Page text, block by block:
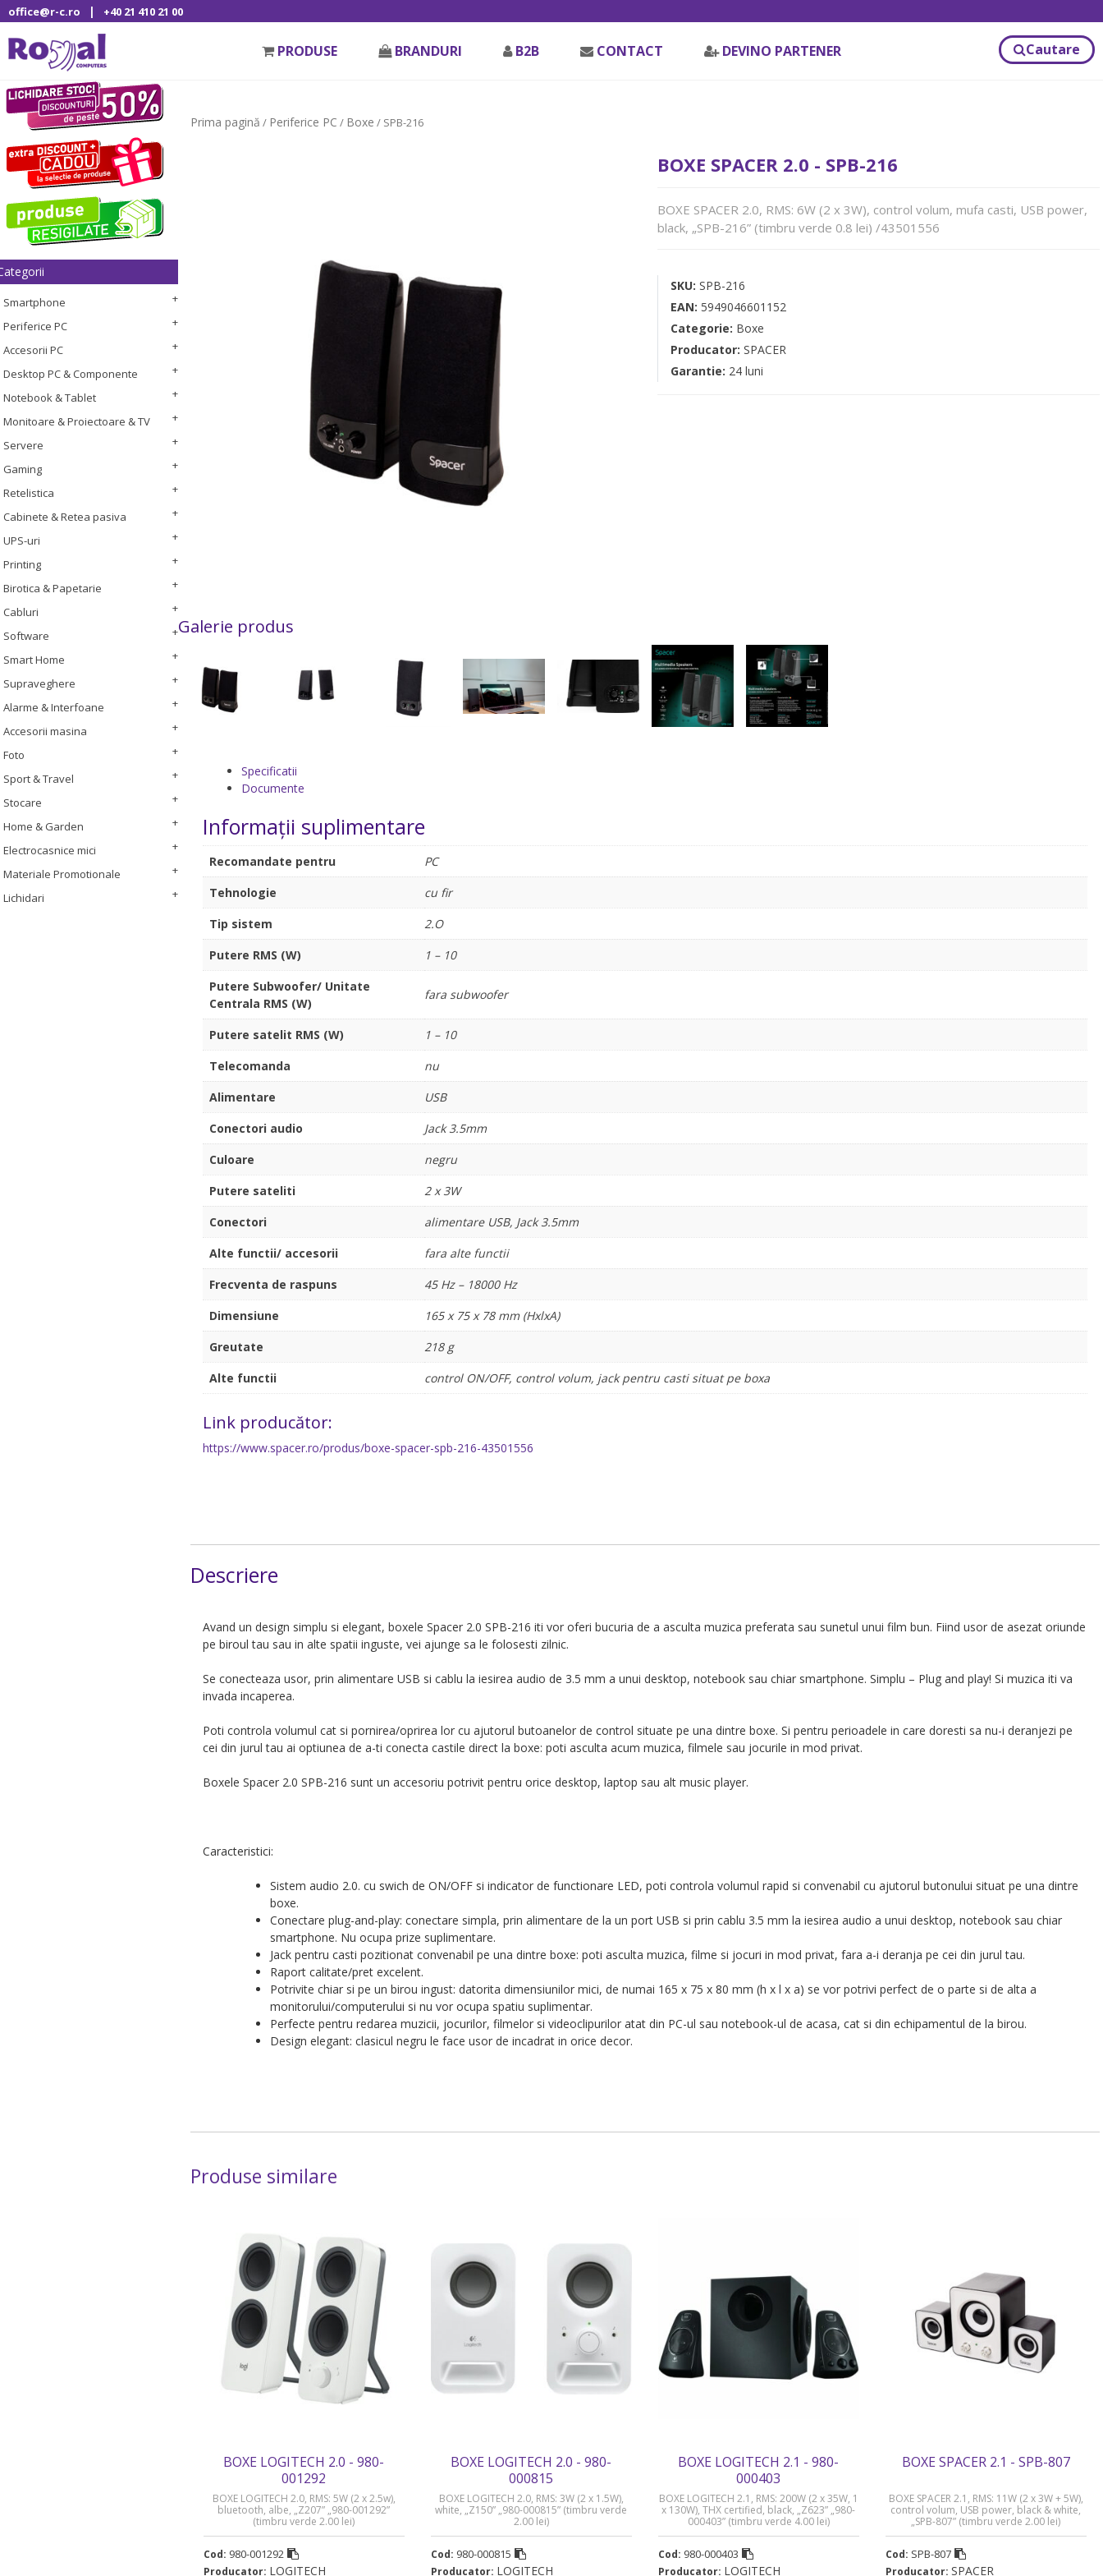
office@r-c.ro | +40 21 410 21 00
PRODUSE BRANDURI B2B CONTACT DEVINO PARTENER Cautare
Smartphone
Periferice PC
Accesorii PC
Desktop PC & Componente
Notebook & Tablet
Monitoare & Proiectoare & TV
Servere
Gaming
Retelistica
Cabinete & Retea pasiva
UPS-uri
Printing
Birotica & Papetarie
Cabluri
Software
Smart Home
Supraveghere
Alarme & Interfoane
Accesorii masina
Foto
Sport & Travel
Stocare
Home & Garden
Electrocasnice mici
Materiale Promotionale
Lichidari
Prima pagină / Periferice PC / Boxe / SPB-216
BOXE SPACER 2.0 - SPB-216
BOXE SPACER 2.0, RMS: 6W (2 x 3W), control volum, mufa casti, USB power,
black, „SPB-216” (timbru verde 0.8 lei) /43501556
SKU: SPB-216
EAN: 5949046601152
Categorie: Boxe
Producator: SPACER
Garantie: 24 luni
Galerie produs
Specificatii
Documente
Informații suplimentare
Recomandate pentru
PC
Tehnologie
cu fir
Tip sistem
2.O
Putere RMS (W)
1 – 10
Putere Subwoofer/ Unitate
Centrala RMS (W)
fara subwoofer
Putere satelit RMS (W)
1 – 10
Telecomanda
nu
Alimentare
USB
Conectori audio
Jack 3.5mm
Culoare
negru
Putere sateliti
2 x 3W
Conectori
alimentare USB, Jack 3.5mm
Alte functii/ accesorii
fara alte functii
Frecventa de raspuns
45 Hz – 18000 Hz
Dimensiune
165 x 75 x 78 mm (HxlxA)
Greutate
218 g
Alte functii
control ON/OFF, control volum, jack pentru casti situat pe boxa
Link producător:
https://www.spacer.ro/produs/boxe-spacer-spb-216-43501556
Descriere
Avand un design simplu si elegant, boxele Spacer 2.0 SPB-216 iti vor oferi bucuria de a asculta muzica preferata sau sunetul unui film bun. Fiind usor de asezat oriunde
pe biroul tau sau in alte spatii inguste, vei ajunge sa le folosesti zilnic.
Se conecteaza usor, prin alimentare USB si cablu la iesirea audio de 3.5 mm a unui desktop, notebook sau chiar smartphone. Simplu – Plug and play! Si muzica iti va
invada incaperea.
Poti controla volumul cat si pornirea/oprirea lor cu ajutorul butoanelor de control situate pe una dintre boxe. Si pentru perioadele in care doresti sa nu-i deranjezi pe
cei din jurul tau ai optiunea de a-ti conecta castile direct la boxe: poti asculta acum muzica, filmele sau jocurile in mod privat.
Boxele Spacer 2.0 SPB-216 sunt un accesoriu potrivit pentru orice desktop, laptop sau alt music player.
Caracteristici:
Sistem audio 2.0. cu swich de ON/OFF si indicator de functionare LED, poti controla volumul rapid si convenabil cu ajutorul butonului situat pe una dintre
boxe.
Conectare plug-and-play: conectare simpla, prin alimentare de la un port USB si prin cablu 3.5 mm la iesirea audio a unui desktop, notebook sau chiar
smartphone. Nu ocupa prize suplimentare.
Jack pentru casti pozitionat convenabil pe una dintre boxe: poti asculta muzica, filme si jocuri in mod privat, fara a-i deranja pe cei din jurul tau.
Raport calitate/pret excelent.
Potrivite chiar si pe un birou ingust: datorita dimensiunilor mici, de numai 165 x 75 x 80 mm (h x l x a) se vor potrivi perfect de o parte si de alta a
monitorului/computerului si nu vor ocupa spatiu suplimentar.
Perfecte pentru redarea muzicii, jocurilor, filmelor si videoclipurilor atat din PC-ul sau notebook-ul de acasa, cat si din echipamentul de la birou.
Design elegant: clasicul negru le face usor de incadrat in orice decor.
Produse similare
BOXE LOGITECH 2.0 - 980-
001292
BOXE LOGITECH 2.0, RMS: 5W (2 x 2.5w),
bluetooth, albe, „Z207” „980-001292”
(timbru verde 2.00 lei)
Cod: 980-001292
Producator: LOGITECH
BOXE LOGITECH 2.0 - 980-
000815
BOXE LOGITECH 2.0, RMS: 3W (2 x 1.5W),
white, „Z150” „980-000815” (timbru verde
2.00 lei)
Cod: 980-000815
Producator: LOGITECH
BOXE LOGITECH 2.1 - 980-
000403
BOXE LOGITECH 2.1, RMS: 200W (2 x 35W, 1
x 130W), THX certified, black, „Z623” „980-
000403” (timbru verde 4.00 lei)
Cod: 980-000403
Producator: LOGITECH
BOXE SPACER 2.1 - SPB-807
BOXE SPACER 2.1, RMS: 11W (2 x 3W + 5W),
control volum, USB power, black & white,
„SPB-807” (timbru verde 2.00 lei)
Cod: SPB-807
Producator: SPACER